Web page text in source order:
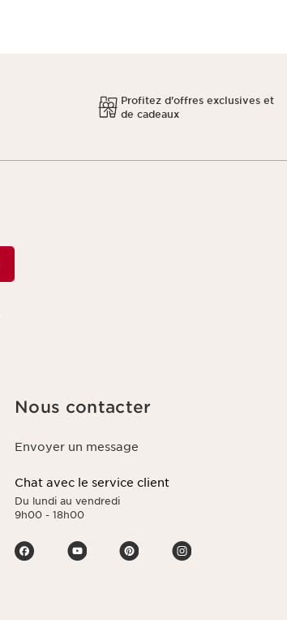
Profitez d'offres exclusives et
de cadeaux
Nous contacter
Envoyer un message
Chat avec le service client
Du lundi au vendredi
9h00 - 18h00